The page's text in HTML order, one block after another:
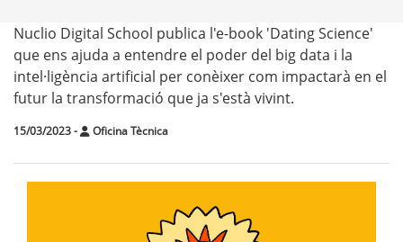
Nuclio Digital School publica l'e-book 'Dating Science'
que ens ajuda a entendre el poder del big data i la
intel·ligència artificial per conèixer com impactarà en el
futur la transformació que ja s'està vivint.
15/03/2023- Oficina Tècnica